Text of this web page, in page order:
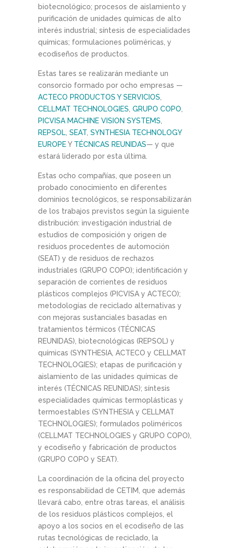
biotecnológico; procesos de aislamiento y
purificación de unidades químicas de alto
interés industrial; síntesis de especialidades
químicas; formulaciones poliméricas, y
ecodiseños de productos.
Estas tares se realizarán mediante un
consorcio formado por ocho empresas —
ACTECO PRODUCTOS Y SERVICIOS
CELLMAT TECHNOLOGIES GRUPO COPO
PICVISA MACHINE VISION SYSTEMS
REPSOL SEAT SYNTHESIA TECHNOLOGY
EUROPEY TÉCNICAS REUNIDAS— y que
estará liderado por esta última.
Estas ocho compañías, que poseen un
probado conocimiento en diferentes
dominios tecnológicos, se responsabilizarán
de los trabajos previstos según la siguiente
distribución: investigación industrial de
estudios de composición y origen de
residuos procedentes de automoción
(SEAT) y de residuos de rechazos
industriales (GRUPO COPO); identificación y
separación de corrientes de residuos
plásticos complejos (PICVISA y ACTECO);
metodologías de reciclado alternativas y
con mejoras sustanciales basadas en
tratamientos térmicos (TÉCNICAS
REUNIDAS), biotecnológicas (REPSOL) y
químicas (SYNTHESIA, ACTECO y CELLMAT
TECHNOLOGIES); etapas de purificación y
aislamiento de las unidades químicas de
interés (TÉCNICAS REUNIDAS); síntesis
especialidades químicas termoplásticas y
termoestables (SYNTHESIA y CELLMAT
TECHNOLOGIES); formulados poliméricos
(CELLMAT TECHNOLOGIES y GRUPO COPO),
y ecodiseño y fabricación de productos
(GRUPO COPO y SEAT).
La coordinación de la oficina del proyecto
es responsabilidad de CETIM, que además
llevará cabo, entre otras tareas, el análisis
de los residuos plásticos complejos, el
apoyo a los socios en el ecodiseño de las
rutas tecnológicas de reciclado, la